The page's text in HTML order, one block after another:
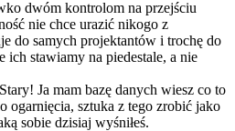
dwóm kontrolom na przejściu
nie chce urazić nikogo z
do samych projektantów i trochę do
ich stawiamy na piedestale, a nie
Ja mam bazę danych wiesz co to
ogarnięcia, sztuka z tego zrobić jako
sobie dzisiaj wyśniłeś.